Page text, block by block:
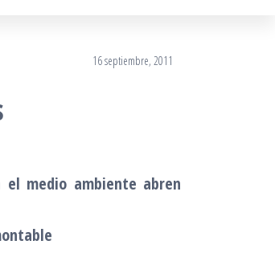
16 septiembre, 2011
el medio ambiente abren